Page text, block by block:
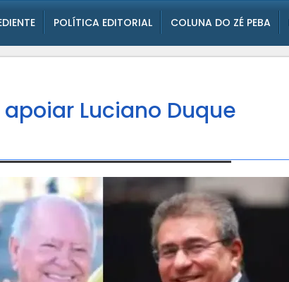
POLÍTICA EDITORIAL COLUNA DO ZÉ PEBA
Luciano Duque